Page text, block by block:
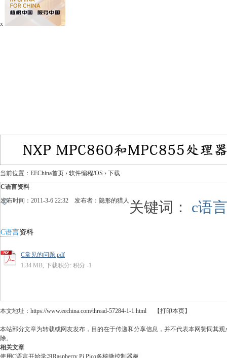
x
当前位置： EEChina首页 › 软件编程/OS › 下载
C语言资料
发布时间：2011-3-6 22:32 发布者： 隐形的猎人 关键词： c语言
C语言资料
C常见的问题.pdf
1.34 MB, 下载积分: 积分 -1
本文地址： https://www.eechina.com/thread-57284-1-1.html 【打印本页】
本站部分文章为转载或网友发布，目的在于传递和分享信息，并不代表本网赞同其
除。
相关文章
使用C语言开始学习Raspberry Pi Pico多核微控制器板